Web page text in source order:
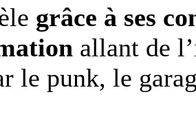
grâce à ses
allant de
le punk, le